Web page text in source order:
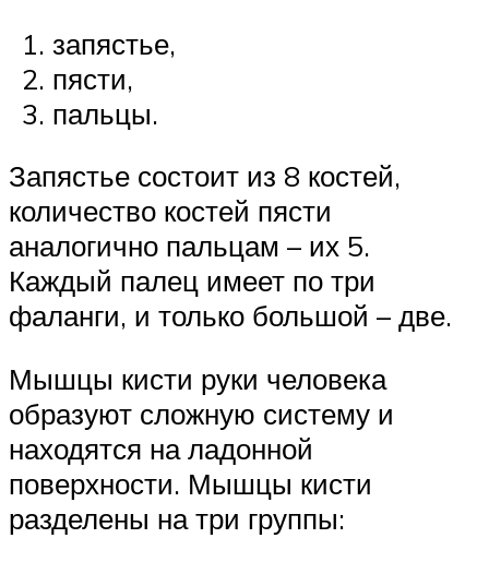
запястье,
пясти,
пальцы.
Запястье состоит из 8 костей,
количество костей пясти
аналогично пальцам – их 5.
Каждый палец имеет по три
фаланги, и только большой – две.
Мышцы кисти руки человека
образуют сложную систему и
находятся на ладонной
поверхности. Мышцы кисти
разделены на три группы: